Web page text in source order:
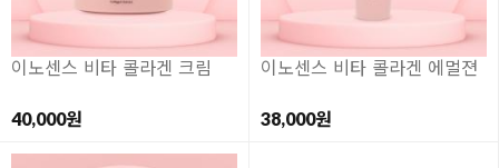
이노센스 비타 콜라겐 크림
40,000원
이노센스 비타 콜라겐 에멀젼
38,000원